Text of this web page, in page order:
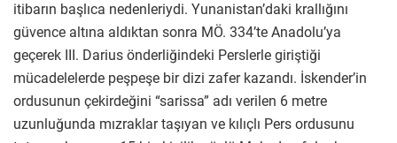
itibarın başlıca nedenleriydi. Yunanistan’daki krallığını
güvence altına aldıktan sonra MÖ. 334’te Anadolu’ya
geçerek III. Darius önderliğindeki Perslerle giriştiği
mücadelelerde peşpeşe bir dizi zafer kazandı. İskender’in
ordusunun çekirdeğini “sarissa” adı verilen 6 metre
uzunluğunda mızraklar taşıyan ve kılıçlı Pers ordusunu